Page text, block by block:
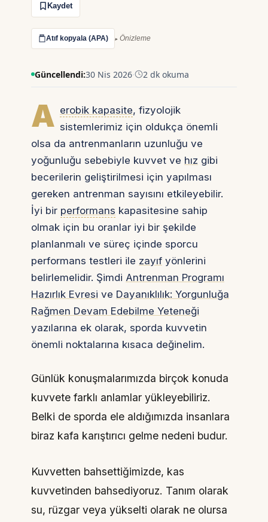
Kaydet
Atıf kopyala (APA) Önizleme
Güncellendi:30 Nis 2026· 2 dk okuma
A erobik kapasite, fizyolojik
sistemlerimiz için oldukça önemli
olsa da antrenmanların uzunluğu ve
yoğunluğu sebebiyle kuvvet ve hız gibi
becerilerin geliştirilmesi için yapılması
gereken antrenman sayısını etkileyebilir.
İyi bir performans kapasitesine sahip
olmak için bu oranlar iyi bir şekilde
planlanmalı ve süreç içinde sporcu
performans testleri ile zayıf yönlerini
belirlemelidir. Şimdi Antrenman Programı
Hazırlık Evresi ve Dayanıklılık: Yorgunluğa
Rağmen Devam Edebilme Yeteneği
yazılarına ek olarak, sporda kuvvetin
önemli noktalarına kısaca değinelim.
Günlük konuşmalarımızda birçok konuda
kuvvete farklı anlamlar yükleyebiliriz.
Belki de sporda ele aldığımızda insanlara
biraz kafa karıştırıcı gelme nedeni budur.
Kuvvetten bahsettiğimizde, kas
kuvvetinden bahsediyoruz. Tanım olarak
su, rüzgar veya yükselti olarak ne olursa